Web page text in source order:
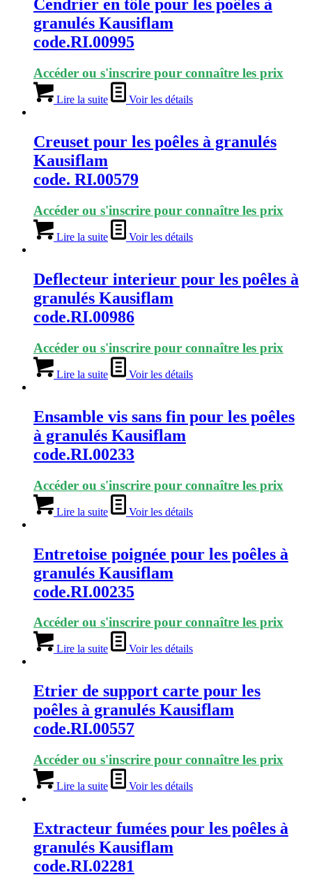
Cendrier en tôle pour les poêles à
granulés Kausiflam
code.RI.00995
Accéder ou s'inscrire pour connaître les prix
Lire la suite Voir les détails
Creuset pour les poêles à granulés
Kausiflam
code. RI.00579
Accéder ou s'inscrire pour connaître les prix
Lire la suite Voir les détails
Deflecteur interieur pour les poêles à
granulés Kausiflam
code.RI.00986
Accéder ou s'inscrire pour connaître les prix
Lire la suite Voir les détails
Ensamble vis sans fin pour les poêles
à granulés Kausiflam
code.RI.00233
Accéder ou s'inscrire pour connaître les prix
Lire la suite Voir les détails
Entretoise poignée pour les poêles à
granulés Kausiflam
code.RI.00235
Accéder ou s'inscrire pour connaître les prix
Lire la suite Voir les détails
Etrier de support carte pour les
poêles à granulés Kausiflam
code.RI.00557
Accéder ou s'inscrire pour connaître les prix
Lire la suite Voir les détails
Extracteur fumées pour les poêles à
granulés Kausiflam
code.RI.02281